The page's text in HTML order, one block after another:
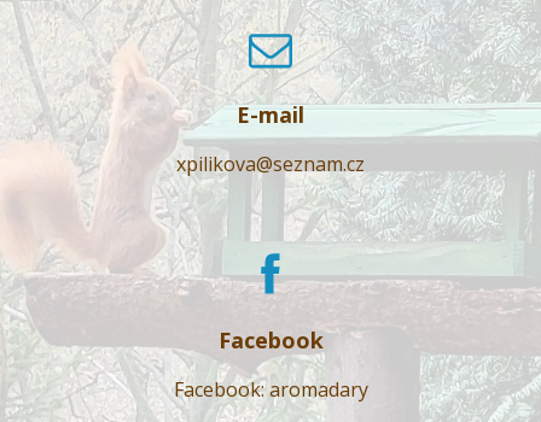
E-mail
xpilikova@seznam.cz
Facebook
Facebook: aromadary